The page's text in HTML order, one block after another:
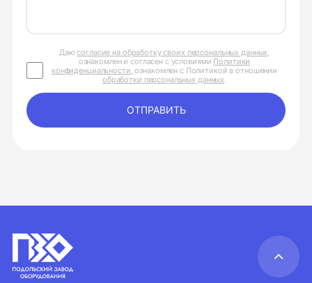
Даюсогласие на обработку своих персональных данных,
ознакомлен и согласен с условиями Политики
конфиденциальности, ознакомлен с Политикой в отношении
обработки персональных данных.
ОТПРАВИТЬ